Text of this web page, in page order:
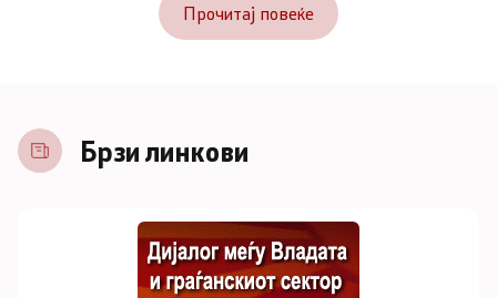
Прочитај повеќе
Брзи линкови